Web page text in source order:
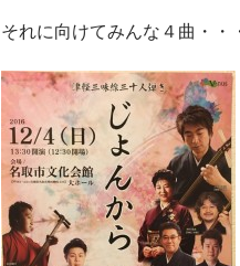
それに向けてみんな４曲・・